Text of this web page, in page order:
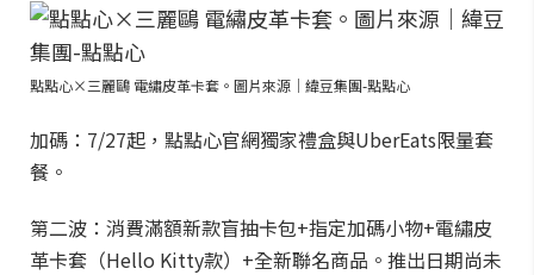
點點心×三麗鷗 電繡皮革卡套。圖片來源｜緯豆集團-點點心
加碼：7/27起，點點心官網獨家禮盒與UberEats限量套
餐。
第二波：消費滿額新款盲抽卡包+指定加碼小物+電繡皮
革卡套（Hello Kitty款）+全新聯名商品。推出日期尚未